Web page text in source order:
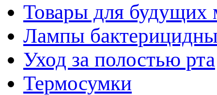
Товары для будущих
Лампы
Уход за полостью рта
Термосумки